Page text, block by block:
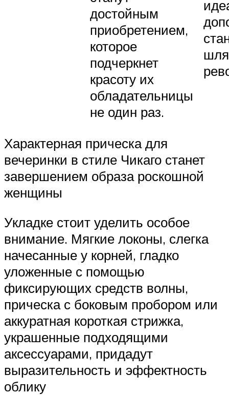
достойным
приобретением,
которое
подчеркнет
красоту их
обладательницы
не один раз.
Характерная прическа для
вечеринки в стиле Чикаго станет
завершением образа роскошной
женщины
Укладке стоит уделить особое
внимание. Мягкие локоны, слегка
начесанные у корней, гладко
уложенные с помощью
фиксирующих средств волны,
прическа с боковым пробором или
аккуратная короткая стрижка,
украшенные подходящими
аксессуарами, придадут
выразительность и эффектность
облику